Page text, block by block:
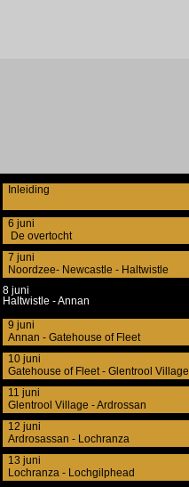
Inleiding
6 juni
De overtocht
7 juni
Noordzee- Newcastle - Haltwistle
8 juni
Haltwistle - Annan
9 juni
Annan - Gatehouse of Fleet
10 juni
Gatehouse of Fleet - Glentrool Village
11 juni
Glentrool Village - Ardrossan
12 juni
Ardrosassan - Lochranza
13 juni
Lochranza - Lochgilphead